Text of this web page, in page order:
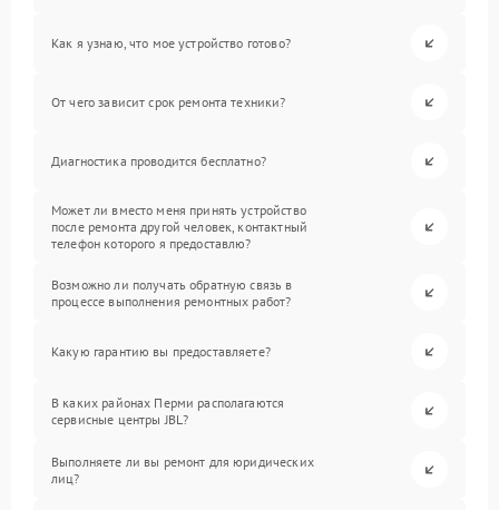
Как я узнаю, что мое устройство готово?
От чего зависит срок ремонта техники?
Диагностика проводится бесплатно?
Может ли вместо меня принять устройство
после ремонта другой человек, контактный
телефон которого я предоставлю?
Возможно ли получать обратную связь в
процессе выполнения ремонтных работ?
Какую гарантию вы предоставляете?
В каких районах Перми располагаются
сервисные центры JBL?
Выполняете ли вы ремонт для юридических
лиц?